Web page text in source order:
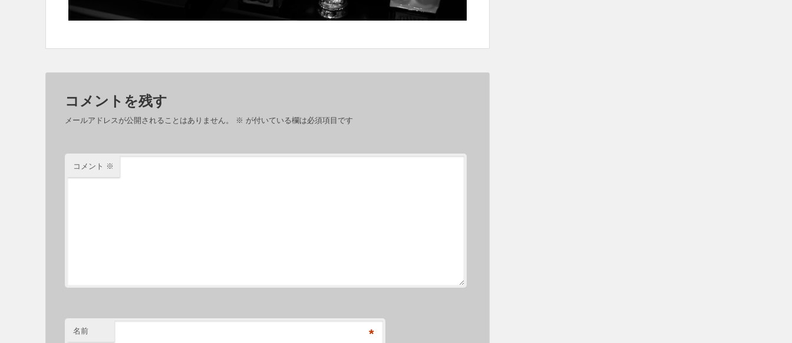
コメントを残す
メールアドレスが公開されることはありません。 ※ が付いている欄は必須項目です
コメント ※
名前 *